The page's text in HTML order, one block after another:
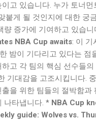
고 있습니다. 누가 토너먼
붙게 될 것인지에 대한 궁
량 증가에 기여하고 있습니
NBA Cup awaits: 이 기
밤이 기다리고 있다는 점
고 각 팀의 핵심 선수들
기대감을 고조시킵니다.
을 위한 팀들의 절박함과
나타냅니다. * NBA Cup
guide: Wolves vs.